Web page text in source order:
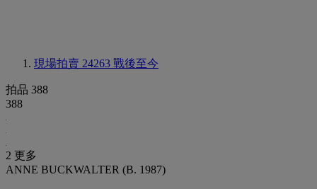
現場拍賣 24263 戰後至今
拍品 388
388
2 更多
ANNE BUCKWALTER (B. 1987)